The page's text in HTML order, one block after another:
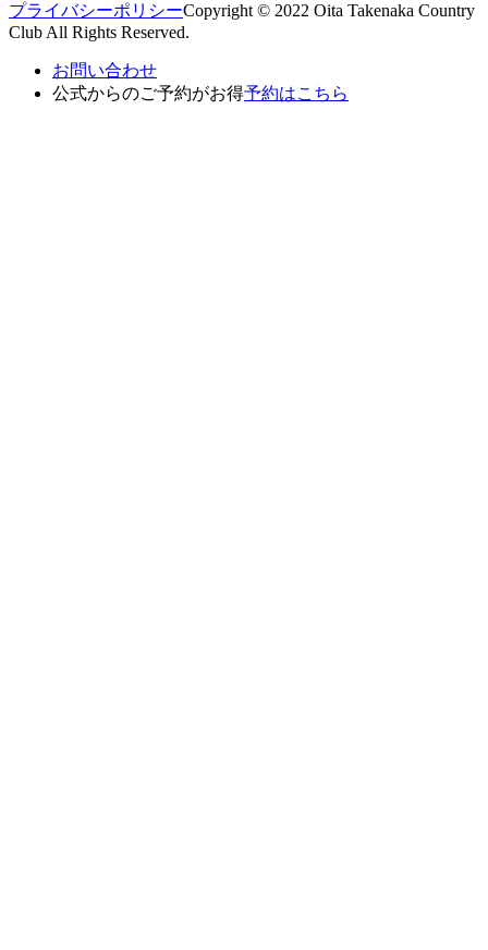
プライバシーポリシーCopyright © 2022 Oita Takenaka Country
Club All Rights Reserved.
お問い合わせ
公式からのご予約がお得予約はこちら